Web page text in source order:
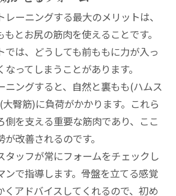
ーニングする最大のメリットは、
とお尻の筋肉を使えることです。
では、どうしても前ももに力が入っ
ってしまうことがあります。
ニングすると、自然と裏もも(ハムス
臀筋)に負荷がかかります。これら
側を支える重要な筋肉であり、ここ
改善されるのです。
タッフが常にフォームをチェックし
ンで指導します。骨盤を立てる感覚
くアドバイスしてくれるので、初め